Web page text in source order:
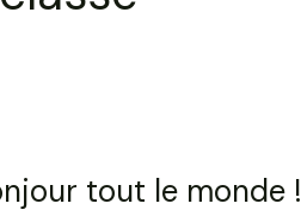
tout le monde !